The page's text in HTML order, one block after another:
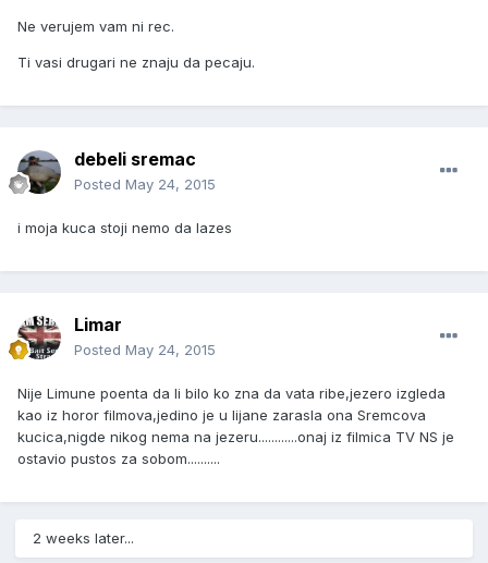
Ne verujem vam ni rec.
Ti vasi drugari ne znaju da pecaju.
debeli sremac
Posted May 24, 2015
i moja kuca stoji nemo da lazes
Limar
Posted May 24, 2015
Nije Limune poenta da li bilo ko zna da vata ribe,jezero izgleda
kao iz horor filmova,jedino je u lijane zarasla ona Sremcova
kucica,nigde nikog nema na jezeru............onaj iz filmica TV NS je
ostavio pustos za sobom..........
2 weeks later...